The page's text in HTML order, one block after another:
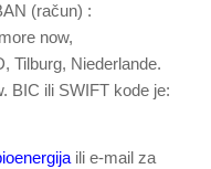
(račun) :
now,
Tilburg, Niederlande.
BIC ili SWIFT kode je:
ili e-mail za